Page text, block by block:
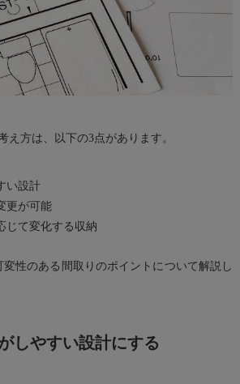
え方は、以下の3点があります。
い設計
更が可能
じて変化する収納
変性のある間取りのポイントについて解説し
しやすい設計にする